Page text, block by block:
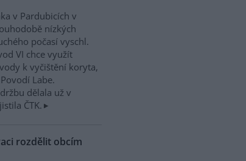
v Pardubicích v
nízkých
počasí vyschl.
VI chce využít
k vyčištění koryta,
Labe.
dělala už v
ČTK.
rozdělit obcím